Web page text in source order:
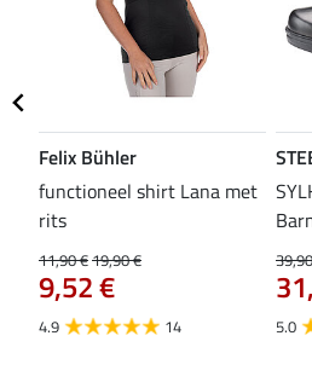
Felix Bühler
functioneel shirt Lana met
rits
11,90 €19,90 €
9,52 €
4.9 14 5.0